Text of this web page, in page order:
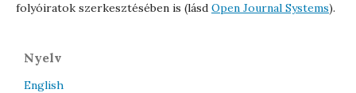
folyóiratok szerkesztésében is (lásd Open Journal Systems).
Nyelv
English